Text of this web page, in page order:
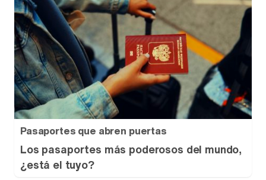
Pasaportes que abren puertas
Los pasaportes más poderosos del mundo,
¿está el tuyo?